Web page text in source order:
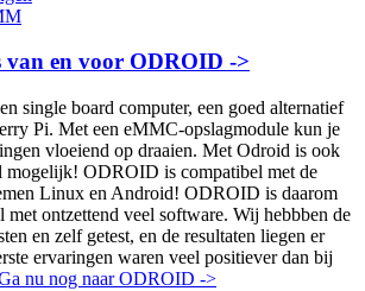
van en voor ODROID ->
single board computer, een goed alternatief
Pi. Met een eMMC-opslagmodule kun je
vloeiend op draaien. Met Odroid is ook
mogelijk! ODROID is compatibel met de
Linux en Android! ODROID is daarom
met ontzettend veel software. Wij hebbben de
en zelf getest, en de resultaten liegen er
ervaringen waren veel positiever dan bij
nu nog naar ODROID ->